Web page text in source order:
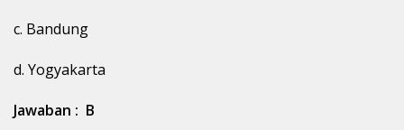
c. Bandung
d. Yogyakarta
Jawaban : B